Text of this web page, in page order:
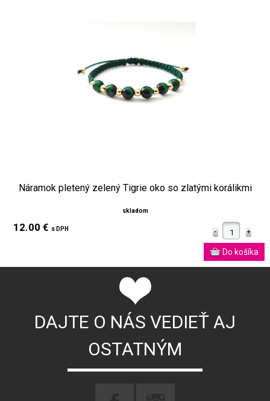
Náramok pletený zelený Tigrie oko so zlatými korálikmi
skladom
12.00 € s DPH
DAJTE O NÁS VEDIEŤ AJ
OSTATNÝM